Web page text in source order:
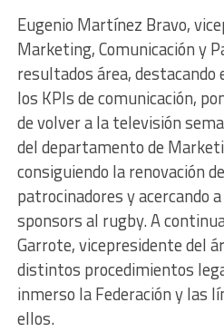
Eugenio Martínez Bravo,
Marketing, Comunicación y
resultados área,
los KPIs de comunicación,
de volver a la televisión
del departamento de
consiguiendo la renovación
patrocinadores y acercando
sponsors al rugby. A
Garrote, vicepresidente del
distintos procedimientos
inmerso la Federación y las
ellos.